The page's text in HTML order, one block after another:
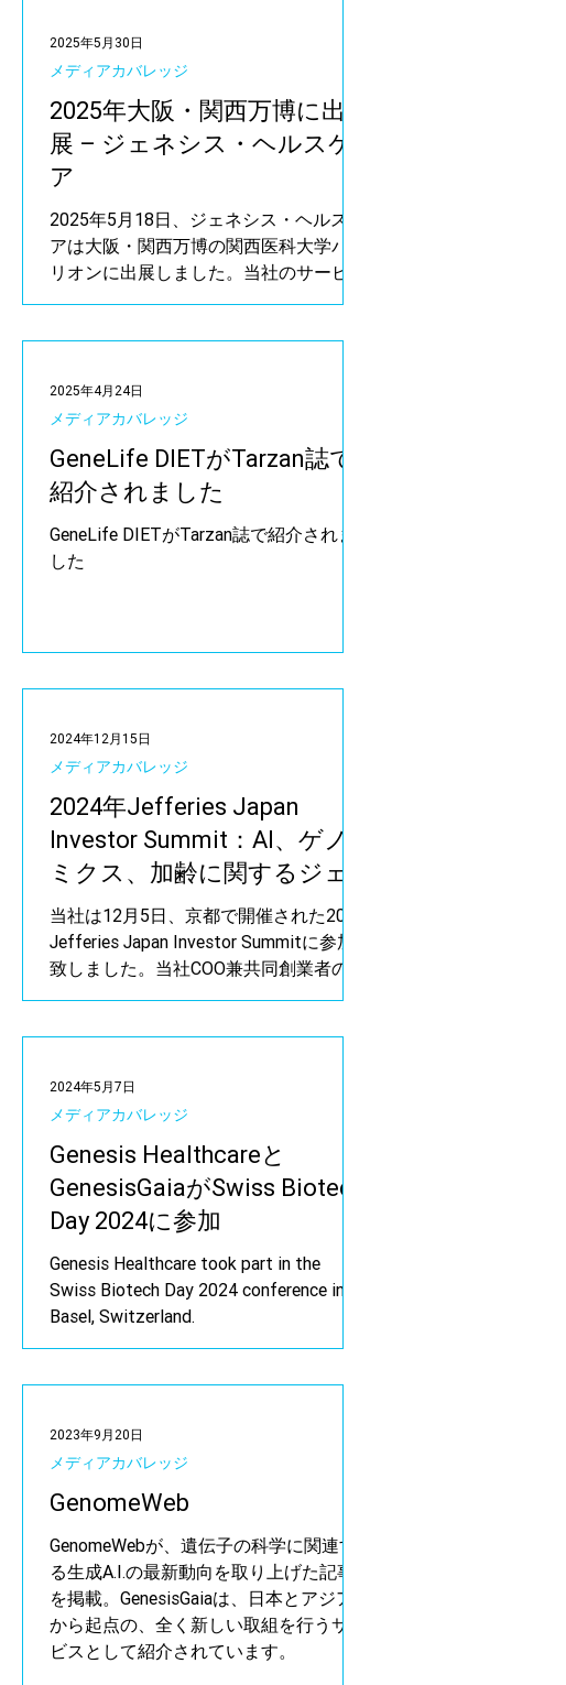
2025年大阪・関西万博に出
展 – ジェネシス・ヘルスケ
ア
2025年5月18日、ジェネシス・ヘルスケ
アは大阪・関西万博の関西医科大学パビ
リオンに出展しました。当社のサービス
である「GenesisGaia」および
した。
メディアカバレッジ
2025年5月30日
GeneLife DIETがTarzan誌で
紹介されました
GeneLife DIETがTarzan誌で紹介されま
した
メディアカバレッジ
2025年4月24日
2024年Jefferies Japan
Investor Summit：AI、ゲノ
ミクス、加齢に関するジェ
ネシスヘルスケアの洞察
当社は12月5日、京都で開催された2024
Jefferies Japan Investor Summitに参加
致しました。当社COO兼共同創業者の佐
藤バラン伊里、取締役であるイェスパ
メディアカバレッジ
2024年12月15日
Genesis Healthcareと
GenesisGaiaがSwiss Biotech
Day 2024に参加
Genesis Healthcare took part in the
Swiss Biotech Day 2024 conference in
Basel, Switzerland.
メディアカバレッジ
2024年5月7日
GenomeWeb
GenomeWebが、遺伝子の科学に関連す
る生成A.I.の最新動向を取り上げた記事
を掲載。GenesisGaiaは、日本とアジア
から起点の、全く新しい取組を行うサー
ビスとして紹介されています。
メディアカバレッジ
2023年9月20日